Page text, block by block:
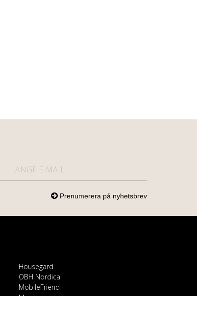
Housegard
OBH Nordica
MobileFriend
Mozi